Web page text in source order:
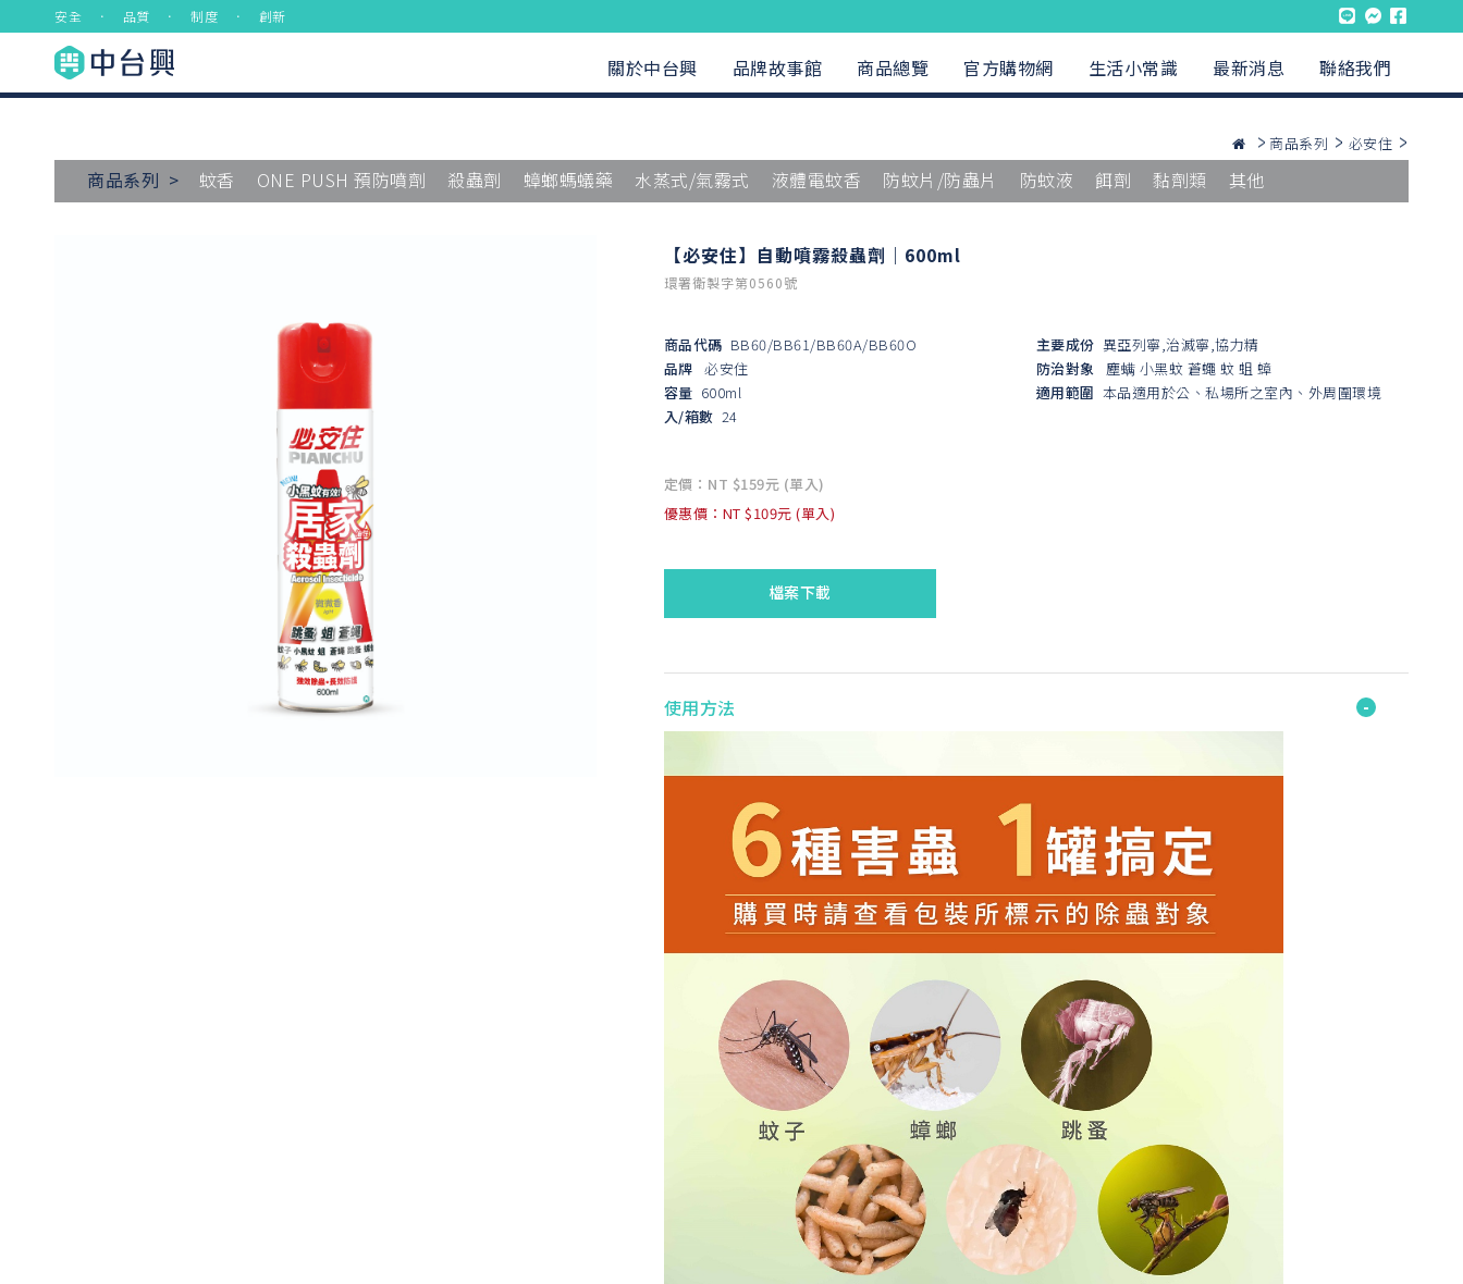
安全 ． 品質 ． 制度 ． 創新
關於中台興 品牌故事館 商品總覽 官方購物網 生活小常識 最新消息 聯絡我們
商品系列 必安住
商品系列 > 蚊香 ONE PUSH 預防噴劑 殺蟲劑 蟑螂螞蟻藥 水蒸式/氣霧式 液體電蚊香 防蚊片/防蟲片 防蚊液 餌劑 黏劑類 其他
【必安住】自動噴霧殺蟲劑｜600ml
環署衛製字第0560號
商品代碼 BB60/BB61/BB60A/BB60O
品牌 必安住
容量 600ml
入/箱數 24
主要成份 異亞列寧,治滅寧,協力精
防治對象
塵螨 小黑蚊 蒼蠅 蚊 蛆 蟑
適用範圍 本品適用於公、私場所之室內、外周圍環境
定價：NT $159元 (單入)
優惠價：NT $109元 (單入)
檔案下載
使用方法